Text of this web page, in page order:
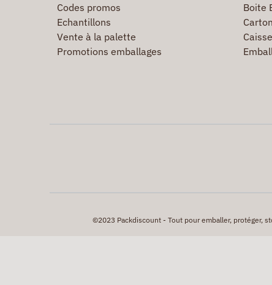
Codes promos
Echantillons
Vente à la palette
Promotions emballages
Boite
©2023 Packdiscount - Tout pour emballer, protéger,